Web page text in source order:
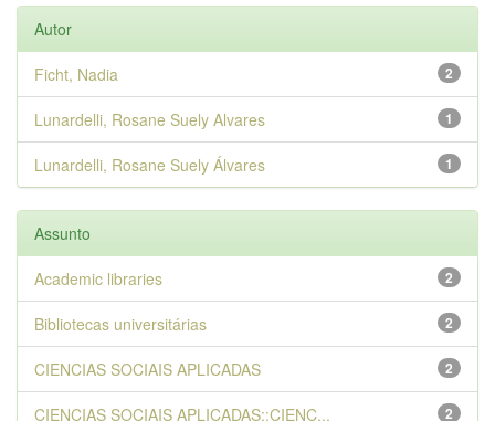
Autor
2
Ficht, Nadia
1
Lunardelli, Rosane Suely Alvares
1
Lunardelli, Rosane Suely Álvares
Assunto
2
Academic libraries
2
Bibliotecas universitárias
2
CIENCIAS SOCIAIS APLICADAS
2
CIENCIAS SOCIAIS APLICADAS::CIENC...